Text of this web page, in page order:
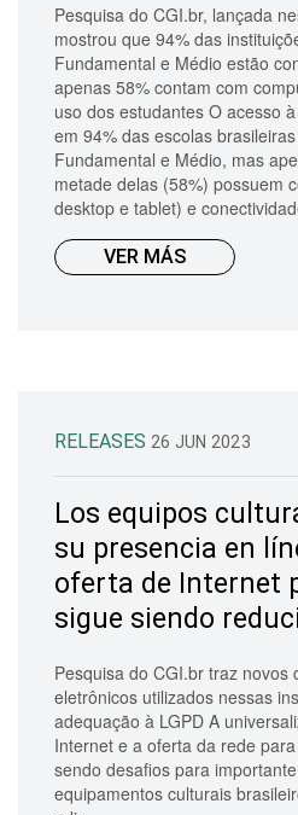
Pesquisa do CGI.br, lançada
mostrou que 94% das
Fundamental e Médio estão
apenas 58% contam com
uso dos estudantes O acesso
em 94% das escolas
Fundamental e Médio, mas
metade delas (58%) possuem
desktop e tablet) e
VER MÁS
RELEASES 26 JUN 2023
Los equipos
su presencia en
oferta de Internet
sigue siendo
Pesquisa do CGI.br traz novos
eletrônicos utilizados nessas
adequação à LGPD A
Internet e a oferta da rede
sendo desafios para
equipamentos culturais